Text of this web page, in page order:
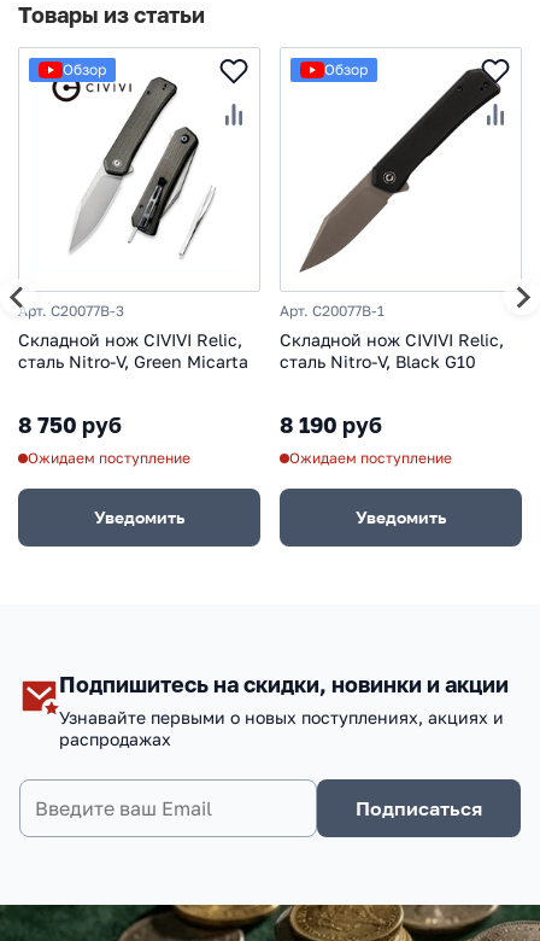
Товары из статьи
Обзор
Арт. C20077B-3
Складной нож CIVIVI Relic,
сталь Nitro-V, Green Micarta
8 750 руб
Ожидаем поступление
Уведомить
Обзор
Арт. C20077B-1
Складной нож CIVIVI Relic,
сталь Nitro-V, Black G10
8 190 руб
Ожидаем поступление
Уведомить
Подпишитесь на скидки, новинки и акции
Узнавайте первыми о новых поступлениях, акциях и
распродажах
Подписаться